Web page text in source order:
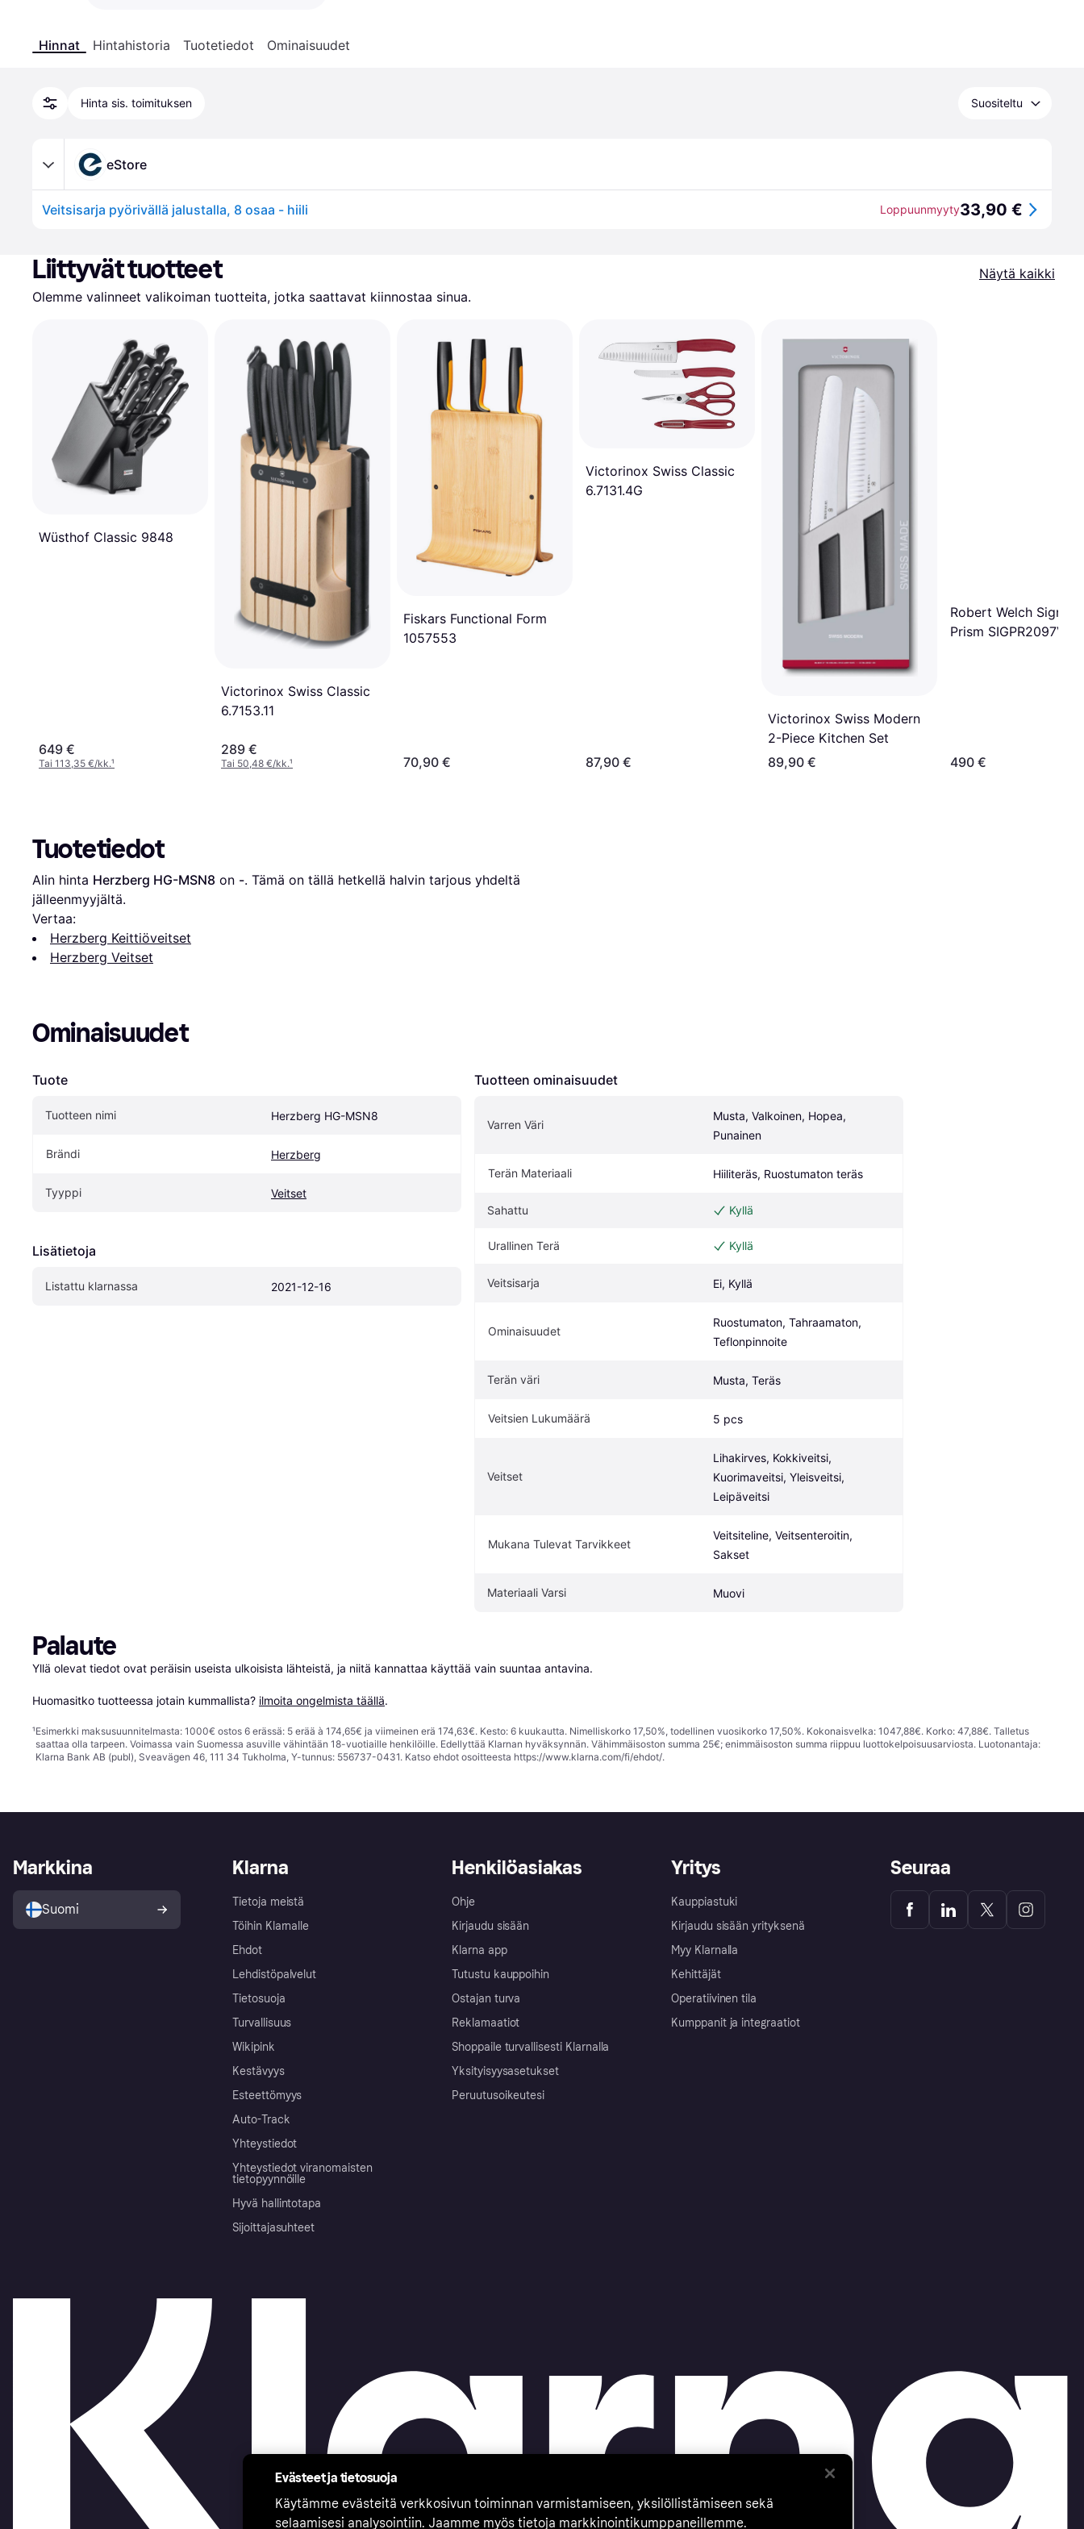
Hinnat Hintahistoria Tuotetiedot Ominaisuudet
Hinta sis. toimituksen Suositeltu
eStore
Veitsisarja pyörivällä jalustalla, 8 osaa - hiili Loppuunmyyty33,90 €
Liittyvät tuotteet
Näytä kaikki
Olemme valinneet valikoiman tuotteita, jotka saattavat kiinnostaa sinua.
Wüsthof Classic 9848
649 €
Tai 113,35 €/kk.¹
Victorinox Swiss Classic
6.7153.11
289 €
Tai 50,48 €/kk.¹
Fiskars Functional Form
1057553
70,90 €
Victorinox Swiss Classic
6.7131.4G
87,90 €
Victorinox Swiss Modern
2-Piece Kitchen Set
89,90 €
Robert Welch
Prism SIGPR2097V7
490 €
Tuotetiedot
Alin hinta Herzberg HG-MSN8 on -. Tämä on tällä hetkellä halvin tarjous yhdeltä
jälleenmyyjältä.
Vertaa:
Herzberg Keittiöveitset
Herzberg Veitset
Ominaisuudet
Tuote
Tuotteen nimi Herzberg HG-MSN8
Brändi Herzberg
Tyyppi Veitset
Lisätietoja
Listattu klarnassa 2021-12-16
Tuotteen ominaisuudet
Varren Väri
Musta, Valkoinen, Hopea,
Punainen
Terän Materiaali Hiiliteräs, Ruostumaton teräs
Sahattu Kyllä
Urallinen Terä Kyllä
Veitsisarja Ei, Kyllä
Ominaisuudet
Ruostumaton, Tahraamaton,
Teflonpinnoite
Terän väri Musta, Teräs
Veitsien Lukumäärä 5 pcs
Veitset
Lihakirves, Kokkiveitsi,
Kuorimaveitsi, Yleisveitsi,
Leipäveitsi
Mukana Tulevat Tarvikkeet
Veitsiteline, Veitsenteroitin,
Sakset
Materiaali Varsi Muovi
Palaute
Yllä olevat tiedot ovat peräisin useista ulkoisista lähteistä, ja niitä kannattaa käyttää vain suuntaa antavina.
Huomasitko tuotteessa jotain kummallista? ilmoita ongelmista täällä.
¹Esimerkki maksusuunnitelmasta: 1000€ ostos 6 erässä: 5 erää à 174,65€ ja viimeinen erä 174,63€. Kesto: 6 kuukautta. Nimelliskorko 17,50%, todellinen vuosikorko 17,50%. Kokonaisvelka: 1047,88€. Korko: 47,88€. Talletus
saattaa olla tarpeen. Voimassa vain Suomessa asuville vähintään 18-vuotiaille henkilöille. Edellyttää Klarnan hyväksynnän. Vähimmäisoston summa 25€; enimmäisoston summa riippuu luottokelpoisuusarviosta. Luotonantaja:
Klarna Bank AB (publ), Sveavägen 46, 111 34 Tukholma, Y-tunnus: 556737-0431. Katso ehdot osoitteesta https://www.klarna.com/fi/ehdot/.
Klarna
Tietoja meistä
Töihin Klarnalle
Ehdot
Lehdistöpalvelut
Tietosuoja
Turvallisuus
Wikipink
Kestävyys
Esteettömyys
Auto-Track
Yhteystiedot
Yhteystiedot viranomaisten
tietopyynnöille
Hyvä hallintotapa
Sijoittajasuhteet
Henkilöasiakas
Ohje
Kirjaudu sisään
Klarna app
Tutustu kauppoihin
Ostajan turva
Reklamaatiot
Shoppaile turvallisesti Klarnalla
Yksityisyysasetukset
Peruutusoikeutesi
Yritys
Kauppiastuki
Kirjaudu sisään yrityksenä
Myy Klarnalla
Kehittäjät
Operatiivinen tila
Kumppanit ja integraatiot
Markkina
Suomi
Seuraa
Evästeet ja tietosuoja
Käytämme evästeitä verkkosivun toiminnan varmistamiseen, yksilöllistämiseen sekä
selaamisesi analysointiin. Jaamme myös tietoja markkinointikumppaneillemme.